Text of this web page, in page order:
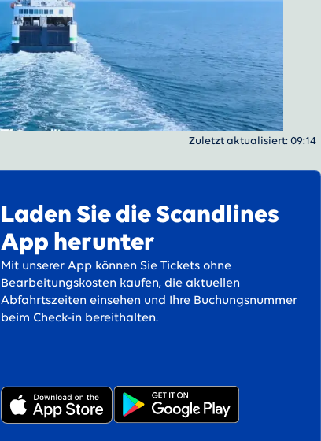
Zuletzt aktualisiert: 09:14
Laden Sie die Scandlines
App herunter
Mit unserer App können Sie Tickets ohne
Bearbeitungskosten kaufen, die aktuellen
Abfahrtszeiten einsehen und Ihre Buchungsnummer
beim Check-in bereithalten.